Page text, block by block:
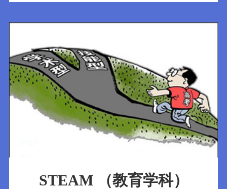
先教育，直升世界名牌大学。
STEAM （教育学科）